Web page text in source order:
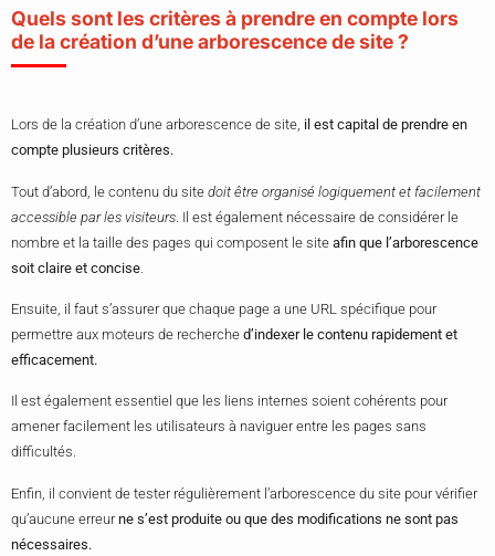
Quels sont les critères à prendre en compte lors
de la création d’une arborescence de site ?
Lors de la création d’une arborescence de site, il est capital de prendre en
compte plusieurs critères.
Tout d’abord, le contenu du site doit être organisé logiquement et facilement
accessible par les visiteurs . Il est également nécessaire de considérer le
nombre et la taille des pages qui composent le site afin que l’arborescence
soit claire et concise
Ensuite, il faut s’assurer que chaque page a une URL spécifique pour
permettre aux moteurs de recherche d’indexer le contenu rapidement et
efficacement.
Il est également essentiel que les liens internes soient cohérents pour
amener facilement les utilisateurs à naviguer entre les pages sans
difficultés.
Enfin, il convient de tester régulièrement l’arborescence du site pour vérifier
qu’aucune erreurne s’est produite ou que des modifications ne sont pas
nécessaires.